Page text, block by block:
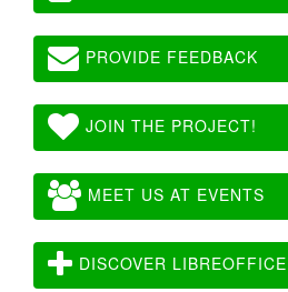
PROVIDE FEEDBACK
JOIN THE PROJECT!
MEET US AT EVENTS
DISCOVER LIBREOFFICE